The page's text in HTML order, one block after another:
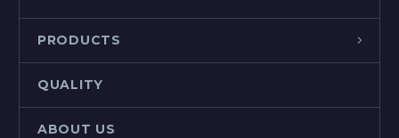
PRODUCTS
QUALITY
ABOUT US